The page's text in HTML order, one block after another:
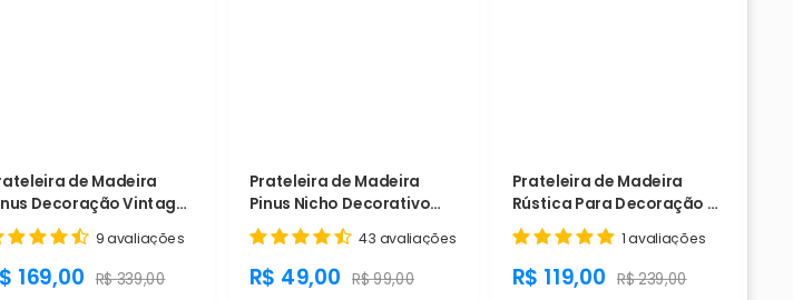
de Madeira
Decoração Vintage
L679
9 avaliações
169,00 product.general.regular_price
R$ 339,00
Prateleira de Madeira
Pinus Nicho Decorativo
Moderno - Cód. L681
43 avaliações
product.general.sale_price
R$ 49,00 product.general.regular_price
R$ 99,00
Prateleira de Madeira
Rústica Para Decoração -
Cód. L665
1 avaliações
R$ 119,00 R$ 239,00